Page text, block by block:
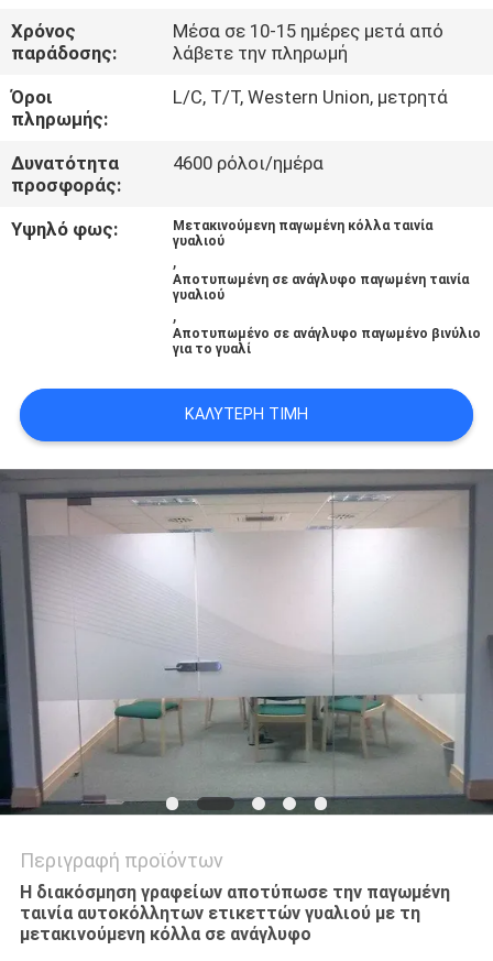
ΖΗΤΉΣΤΕ
ΠΡΟΣΦΟΡΆ
SITEMAP
Χρόνος
παράδοσης:
Μέσα σε 10-15 ημέρες μετά από
λάβετε την πληρωμή
Όροι
πληρωμής:
L/C, T/T, Western Union, μετρητά
Δυνατότητα
προσφοράς:
4600 ρόλοι/ημέρα
Υψηλό φως:
Μετακινούμενη παγωμένη κόλλα ταινία
γυαλιού
,
Αποτυπωμένη σε ανάγλυφο παγωμένη ταινία
γυαλιού
,
Αποτυπωμένο σε ανάγλυφο παγωμένο βινύλιο
για το γυαλί
ΚΑΛΎΤΕΡΗ ΤΙΜΉ
Περιγραφή προϊόντων
Η διακόσμηση γραφείων αποτύπωσε την παγωμένη
ταινία αυτοκόλλητων ετικεττών γυαλιού με τη
μετακινούμενη κόλλα σε ανάγλυφο